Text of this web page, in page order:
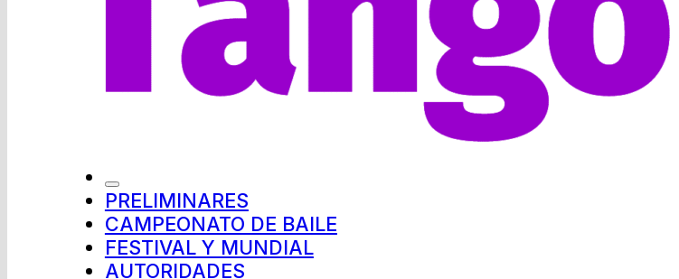
PRELIMINARES
CAMPEONATO DE BAILE
FESTIVAL Y MUNDIAL
AUTORIDADES